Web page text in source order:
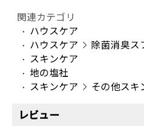
関連カテゴリ
ハウスケア
ハウスケア
除菌消臭ス
スキンケア
地の塩社
スキンケア
その他スキ
レビュー